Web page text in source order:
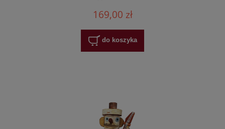
169,00 zł
do koszyka